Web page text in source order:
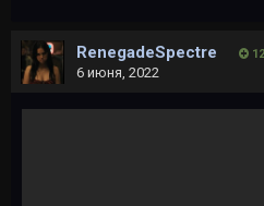
RenegadeSpectre
6 июня, 2022